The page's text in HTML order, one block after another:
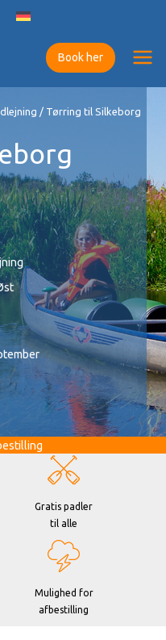
Book her
/ Tørring til Silkeborg
Gratis padler
til alle
Mulighed for
afbestilling